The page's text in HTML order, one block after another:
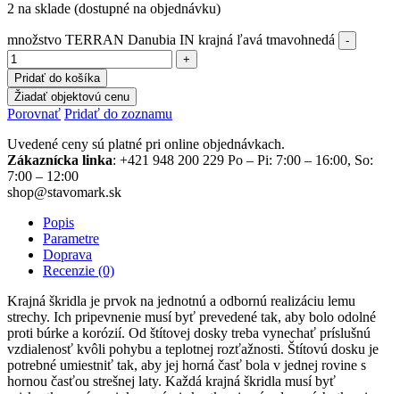
2 na sklade (dostupné na objednávku)
množstvo TERRAN Danubia IN krajná ľavá tmavohnedá
Pridať do košíka
Žiadať objektovú cenu
Porovnať Pridať do zoznamu
Uvedené ceny sú platné pri online objednávkach.
Zákaznícka linka: +421 948 200 229 Po – Pi: 7:00 – 16:00, So:
7:00 – 12:00
shop@stavomark.sk
Popis
Parametre
Doprava
Recenzie (0)
Krajná škridla je prvok na jednotnú a odbornú realizáciu lemu
strechy. Ich pripevnenie musí byť prevedené tak, aby bolo odolné
proti búrke a korózií. Od štítovej dosky treba vynechať príslušnú
vzdialenosť kvôli pohybu a teplotnej rozťažnosti. Štítovú dosku je
potrebné umiestniť tak, aby jej horná časť bola v jednej rovine s
hornou časťou strešnej laty. Každá krajná škridla musí byť